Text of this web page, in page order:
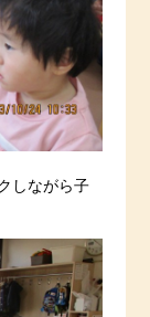
しながら子